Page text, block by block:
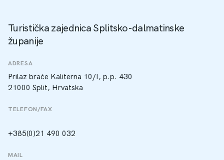
Turistička zajednica Splitsko-dalmatinske
županije
ADRESA
Prilaz braće Kaliterna 10/I, p.p. 430
21000 Split, Hrvatska
TELEFON/FAX
+385(0)21 490 032
MAIL